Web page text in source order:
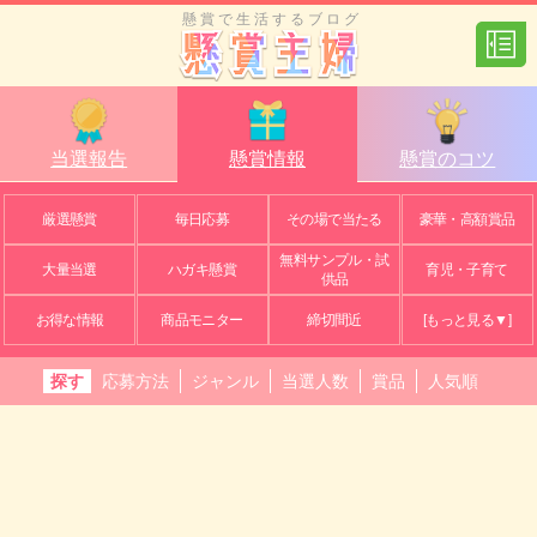
懸賞で生活するブログ
当選報告 懸賞情報 懸賞のコツ
厳選懸賞 毎日応募 その場で当たる 豪華・高額賞品
大量当選 ハガキ懸賞
無料サンプル・試
供品
育児・子育て
お得な情報 商品モニター 締切間近 [もっと見る▼]
探す 応募方法 ジャンル 当選人数 賞品 人気順